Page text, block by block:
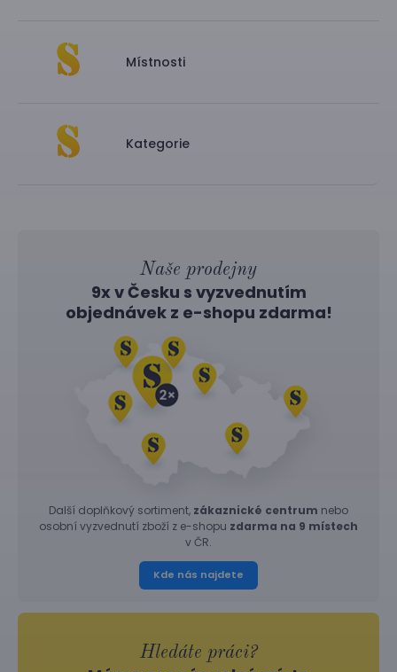
Místnosti
Kategorie
Naše prodejny
9x v Česku s vyzvednutím
objednávek z e-shopu zdarma!
Další doplňkový sortiment, zákaznické centrum nebo
osobní vyzvednutí zboží z e-shopu zdarma na 9 místech
v ČR.
Kde nás najdete
Hledáte práci?